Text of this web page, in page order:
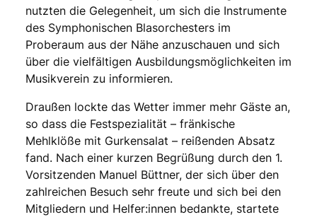
nutzten die Gelegenheit, um sich die Instrumente
des Symphonischen Blasorchesters im
Proberaum aus der Nähe anzuschauen und sich
über die vielfältigen Ausbildungsmöglichkeiten im
Musikverein zu informieren.
Draußen lockte das Wetter immer mehr Gäste an,
so dass die Festspezialität – fränkische
Mehlklöße mit Gurkensalat – reißenden Absatz
fand. Nach einer kurzen Begrüßung durch den 1.
Vorsitzenden Manuel Büttner, der sich über den
zahlreichen Besuch sehr freute und sich bei den
Mitgliedern und Helfer:innen bedankte, startete